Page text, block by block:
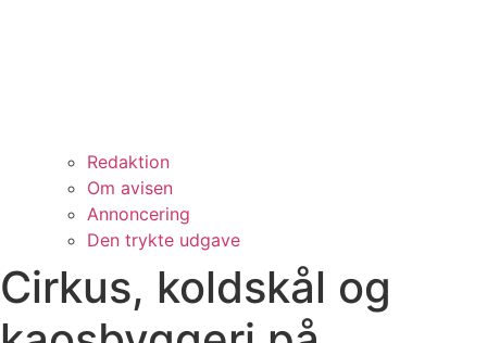
Redaktion
Om avisen
Annoncering
Den trykte udgave
Cirkus, koldskål og